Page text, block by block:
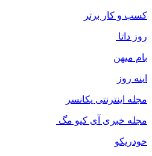
کسب و کار برتر
روز داتا
بام میهن
اینه روز
مجله اینترنتی یکانسر
مجله خبری آی کیو مگ
خودریکو